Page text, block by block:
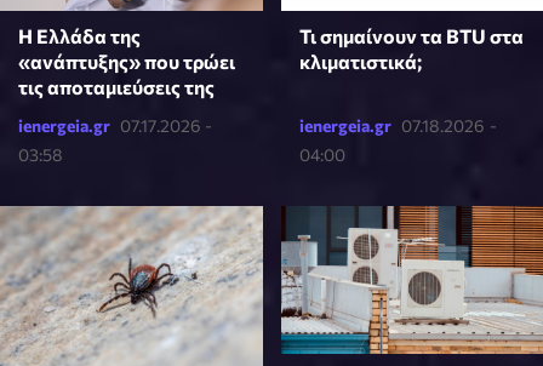
Η Ελλάδα της
«ανάπτυξης» που τρώει
τις αποταμιεύσεις της
ienergeia.gr 07.17.2026 -
03:58
Τι σημαίνουν τα BTU στα
κλιματιστικά;
ienergeia.gr 07.18.2026 -
04:00